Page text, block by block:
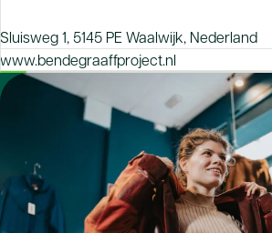
Sluisweg 1, 5145 PE Waalwijk, Nederland
www.bendegraaffproject.nl